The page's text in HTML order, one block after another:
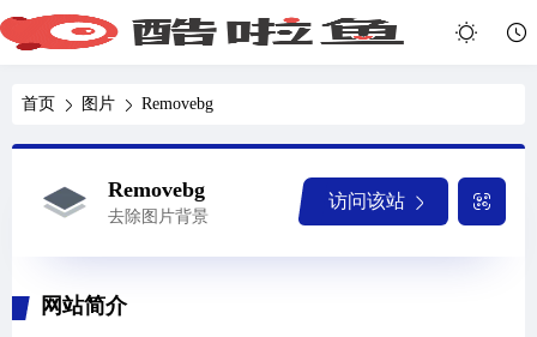
首页 图片 Removebg
Removebg
去除图片背景
访问该站
网站简介